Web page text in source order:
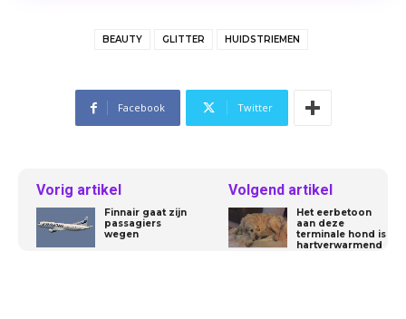
BEAUTY GLITTER HUIDSTRIEMEN
Facebook Twitter
Vorig artikel
Finnair gaat zijn
passagiers
wegen
Volgend artikel
Het eerbetoon
aan deze
terminale hond is
hartverwarmend